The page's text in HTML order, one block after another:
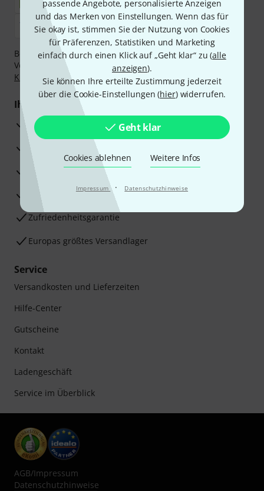
passende Angebote, personalisierte Anzeigen
und das Merken von Einstellungen. Wenn das für
Sie okay ist, stimmen Sie der Nutzung von Cookies
für Präferenzen, Statistiken und Marketing
einfach durch einen Klick auf „Geht klar“ zu (alle
anzeigen).
Sie können Ihre erteilte Zustimmung jederzeit
über die Cookie-Einstellungen (hier) widerrufen.
Geht klar
Cookies ablehnen Weitere Infos
Impressum · Datenschutzhinweise
Bezahlen Sie vertraulich und sicher per Nachnahme,
Vorkasse, PayPal, Amazon Pay,Klarna Sofort bezahlen
Klarna Ratenzahlungoder Kreditkarte.
Ihre Vorteile
3 Jahre Thomann Garantie
30 Tage Money-Back-Garantie
Reparaturservice
Beratung durch Fachexperten
Zufriedenheitsgarantie
Europas größtes Versandlager
Service
Versandkosten und Lieferzeiten
Hilfe-Center
Gutscheine
Kontakt
Ladengeschäft
Service im Überblick
AGB/Impressum
Datenschutzhinweise